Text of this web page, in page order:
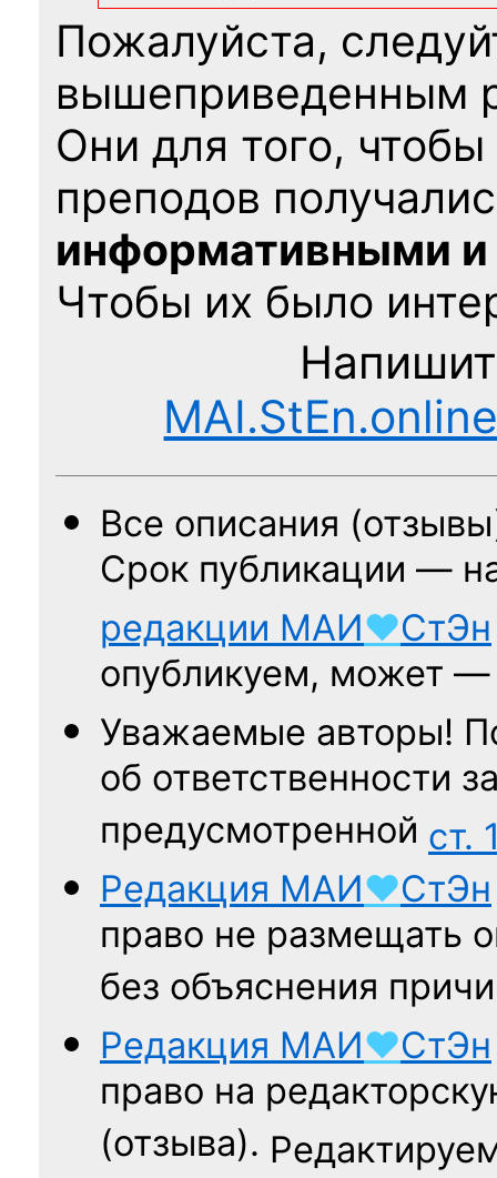
Пожалуйста,
вышеприведенным
Они для того,
преподов
информативными
Чтобы их было
Все описания
Срок публикации —
редакции МАИ♥СтЭн
опубликуем, может
Уважаемые авторы!
об ответственности
предусмотренной ст.
Редакция МАИ♥СтЭн
право не размещать
без объяснения
Редакция МАИ♥СтЭн
право на
(отзыва).